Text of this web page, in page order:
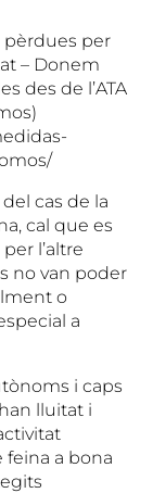
pèrdues per
– Donem
des de l’ATA
cas de la
cal que es
l’altre
no van poder
o
a
i caps
lluitat i
feina a bona